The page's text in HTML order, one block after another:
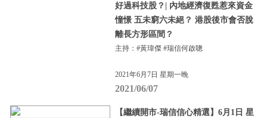
好過科技股？| 內地經濟復甦惹來資金
憧憬 五未窮六未絕？ 港股後市會否脫
離長方形區間？
主持：#黃瑋傑 #瑞信何啟聰
2021年6月7日 星期一晚
2021/06/07
【繼續開市-瑞信信心精選】6月1日 星